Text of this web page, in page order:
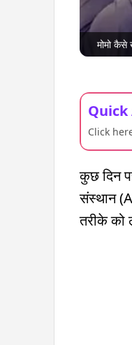
मोमो कैसे
Click
कुछ दिन
संस्थान
तरीके को